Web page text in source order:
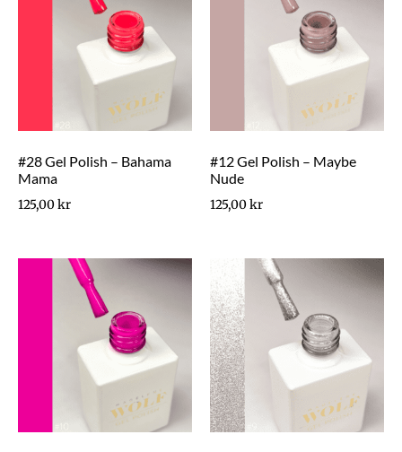
#28 Gel Polish – Bahama
Mama
125,00kr
#12 Gel Polish – Maybe
Nude
125,00kr